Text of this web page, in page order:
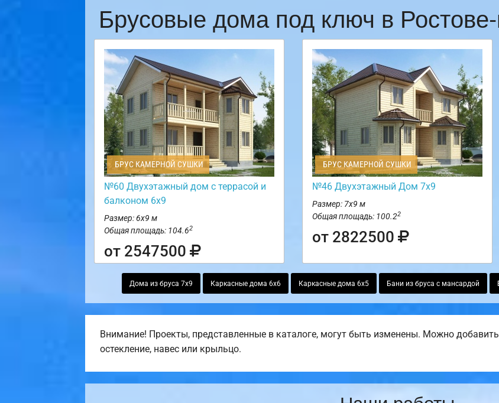
Брусовые дома под ключ в
БРУС КАМЕРНОЙ СУШКИ
№60 Двухэтажный дом с террасой и
балконом 6х9
Размер: 6х9 м
Общая площадь: 104.62
от 2547500
БРУС КАМЕРНОЙ СУШКИ
№46 Двухэтажный Дом 7х9
Размер: 7х9 м
Общая площадь: 100.22
от 2822500
Дома из бруса 7х9 Каркасные дома 6х6 Каркасные дома 6х5 Бани из бруса с мансардой
Внимание! Проекты, представленные в каталоге, могут быть изменены. Можно добавить
остекление, навес или крыльцо.